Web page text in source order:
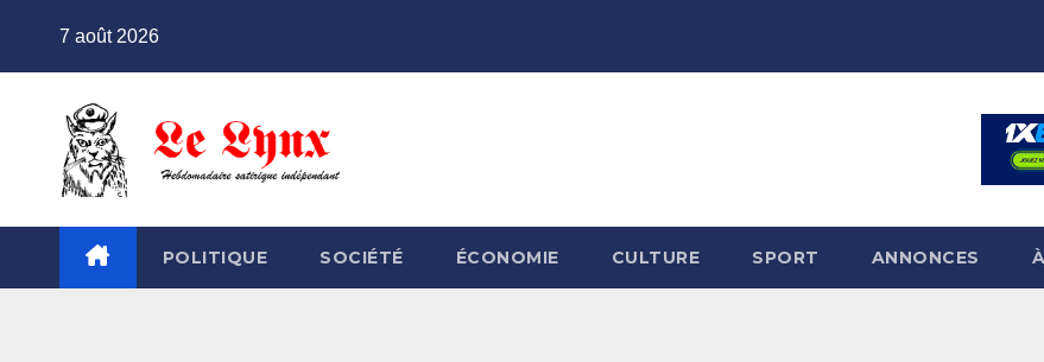
7 août 2026
POLITIQUE SOCIÉTÉ ÉCONOMIE CULTURE SPORT ANNONCES